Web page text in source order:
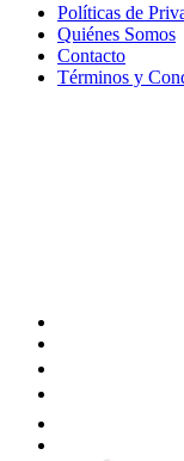
Políticas de
Quiénes Somos
Contacto
Términos y